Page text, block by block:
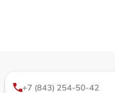
+7 (843) 254-50-42